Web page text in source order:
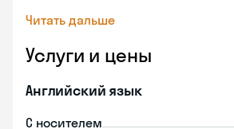
Читать дальше
Услуги и цены
Английский язык
С носителем